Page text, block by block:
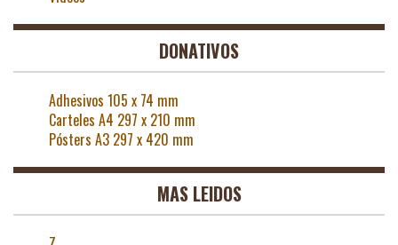
DONATIVOS
Adhesivos 105 x 74 mm
Carteles A4 297 x 210 mm
Pósters A3 297 x 420 mm
MAS LEIDOS